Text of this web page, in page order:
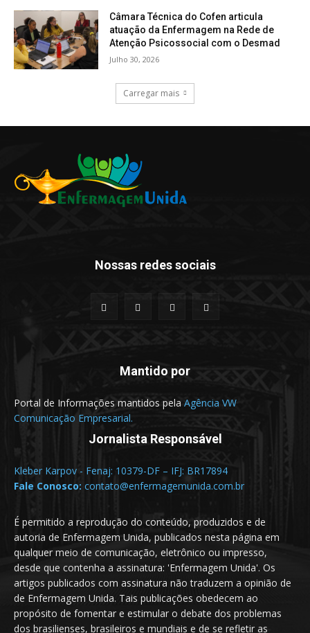
Câmara Técnica do Cofen articula
atuação da Enfermagem na Rede de
Atenção Psicossocial com o Desmad
Julho 30, 2026
Carregar mais
Nossas redes sociais
Mantido por
Portal de Informações mantidos pela Agência VW
Comunicação Empresarial.
Jornalista Responsável
Kleber Karpov - Fenaj: 10379-DF – IFJ: BR17894
Fale Conosco: contato@enfermagemunida.com.br
É permitido a reprodução do conteúdo, produzidos e de
autoria de Enfermagem Unida, publicados nesta página em
qualquer meio de comunicação, eletrônico ou impresso,
desde que contenha a assinatura: 'Enfermagem Unida'. Os
artigos publicados com assinatura não traduzem a opinião de
de Enfermagem Unida. Tais publicações obedecem ao
propósito de fomentar e estimular o debate dos problemas
dos brasilienses, brasileiros e mundiais e de se refletir as